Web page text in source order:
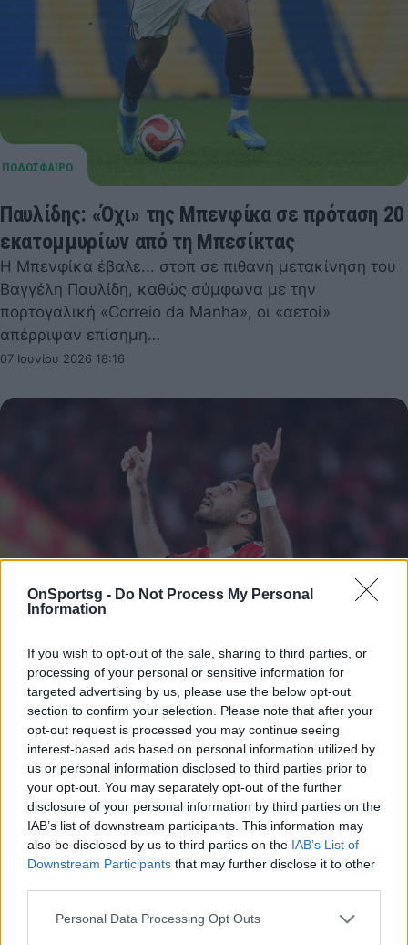
OnSportsg - Do Not Process My Personal
Information
If you wish to opt-out of the sale, sharing to third parties, or
processing of your personal or sensitive information for
targeted advertising by us, please use the below opt-out
section to confirm your selection. Please note that after your
opt-out request is processed you may continue seeing
interest-based ads based on personal information utilized by
us or personal information disclosed to third parties prior to
your opt-out. You may separately opt-out of the further
disclosure of your personal information by third parties on the
IAB’s list of downstream participants. This information may
also be disclosed by us to third parties on the IAB’s List of
Downstream Participants that may further disclose it to other
Personal Data Processing Opt Outs
Παυλίδης: «Όχι» της Μπενφίκα σε πρόταση 20
εκατομμυρίων από τη Μπεσίκτας
Η Μπενφίκα έβαλε... στοπ σε πιθανή μετακίνηση του
Βαγγέλη Παυλίδη, καθώς σύμφωνα με την
πορτογαλική «Correio da Manha», οι «αετοί»
απέρριψαν επίσημη…
07 Ιουνίου 2026 18:16
Μπενφίκα: Στα 50 εκατ. ευρώ η τιμή πώλησης
του Παυλίδη
Παρά τα σενάρια πώλησης του Βαγγέλη Παυλίδη, η
Μπενφίκα δεν εμφανίζεται διατεθειμένη να τον